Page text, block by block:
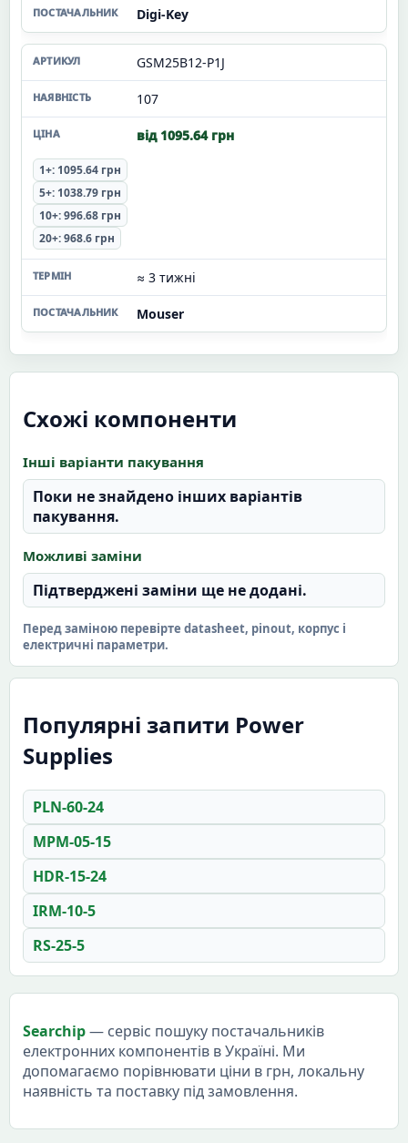
Digi-Key
GSM25B12-P1J
107
від 1095.64 грн
1+: 1095.64 грн
5+: 1038.79 грн
10+: 996.68 грн
20+: 968.6 грн
≈ 3 тижні
Mouser
Схожі компоненти
Інші варіанти пакування
Поки не знайдено інших варіантів
пакування.
Можливі заміни
Підтверджені заміни ще не додані.
Перед заміною перевірте datasheet, pinout, корпус і
електричні параметри.
Популярні запити Power
Supplies
PLN-60-24
MPM-05-15
HDR-15-24
IRM-10-5
RS-25-5
Searchip— сервіс пошуку постачальників
електронних компонентів в Україні. Ми
допомагаємо порівнювати ціни в грн, локальну
наявність та поставку під замовлення.